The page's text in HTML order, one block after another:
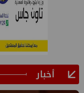
أخبار